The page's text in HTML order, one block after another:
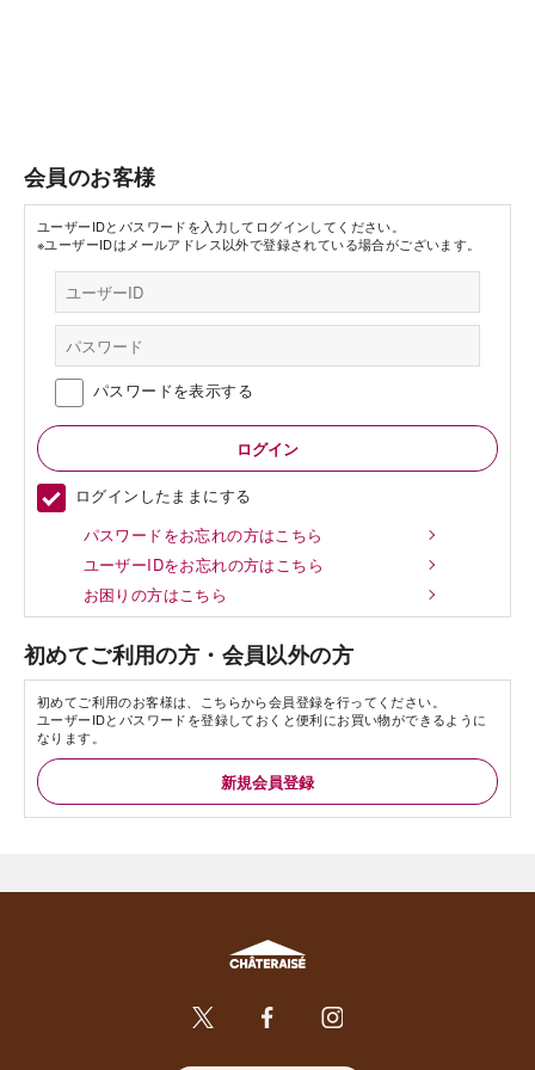
会員のお客様
ユーザーIDとパスワードを入力してログインしてください。
※ユーザーIDはメールアドレス以外で登録されている場合がございます。
パスワードを表示する
ログインしたままにする
パスワードをお忘れの方はこちら
ユーザーIDをお忘れの方はこちら
お困りの方はこちら
初めてご利用の方・会員以外の方
初めてご利用のお客様は、こちらから会員登録を行ってください。
ユーザーIDとパスワードを登録しておくと便利にお買い物ができるように
なります。